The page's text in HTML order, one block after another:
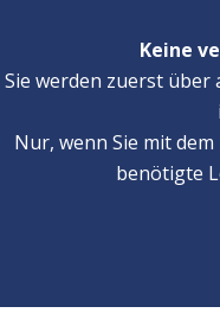
Keine
Sie werden zuerst über
Nur, wenn Sie mit
benötigte